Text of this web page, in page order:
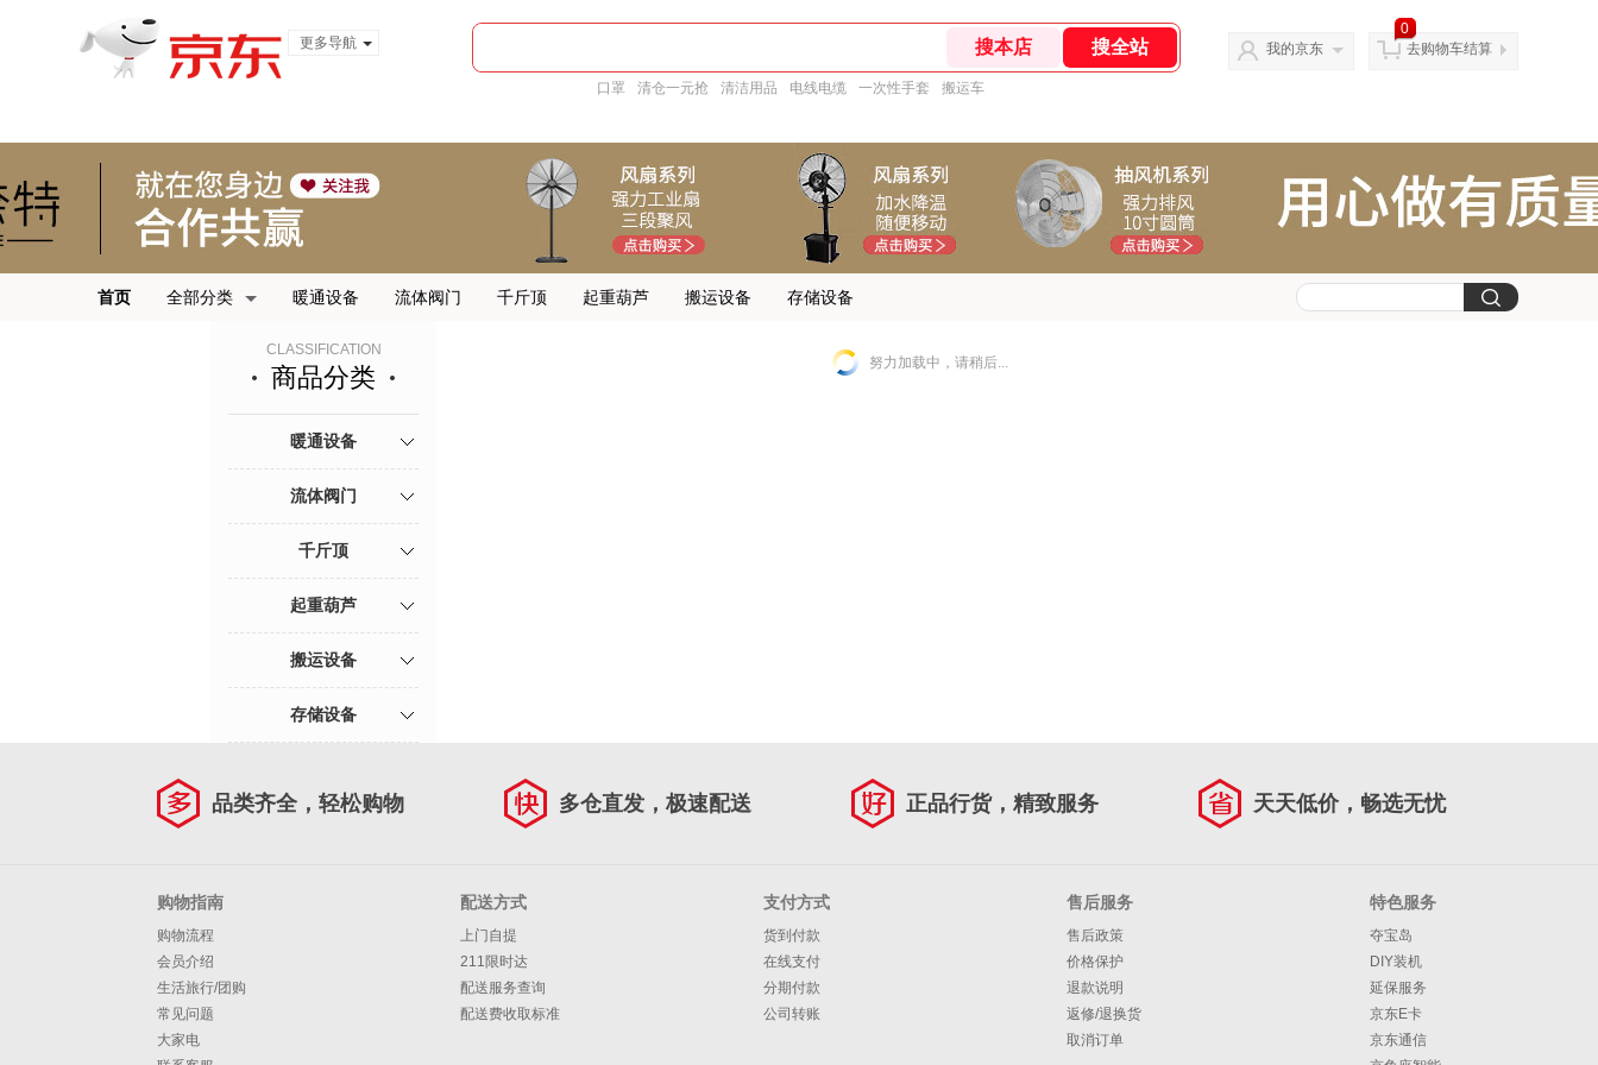
更多导航
口罩 清仓一元抢 清洁用品 电线电缆 一次性手套 搬运车
我的京东
0
去购物车结算
首页 全部分类 暖通设备 流体阀门 千斤顶 起重葫芦 搬运设备 存储设备
CLASSIFICATION
商品分类
暖通设备
流体阀门
千斤顶
起重葫芦
搬运设备
存储设备
努力加载中，请稍后...
品类齐全，轻松购物 多仓直发，极速配送 正品行货，精致服务 天天低价，畅选无忧
购物指南
购物流程
会员介绍
生活旅行/团购
常见问题
大家电
配送方式
上门自提
211限时达
配送服务查询
配送费收取标准
支付方式
货到付款
在线支付
分期付款
公司转账
售后服务
售后政策
价格保护
退款说明
返修/退换货
取消订单
特色服务
夺宝岛
DIY装机
延保服务
京东E卡
京东通信